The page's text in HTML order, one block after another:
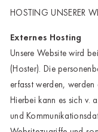
HOSTING UNSERER
Externes Hosting
Unsere Website wird
(Hoster). Die
erfasst werden, werden
Hierbei kann es sich v.
und